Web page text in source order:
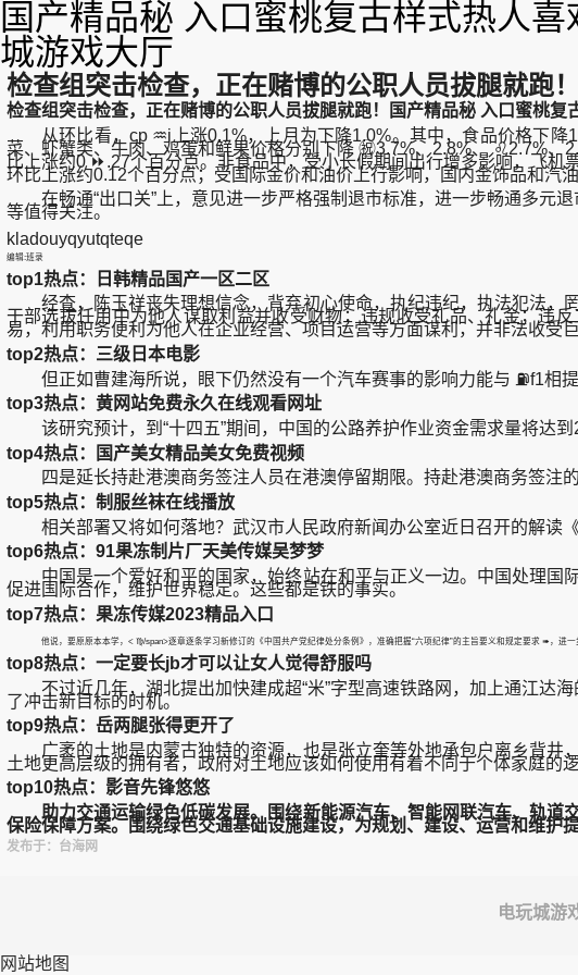
国产精品秘 入口蜜桃复古样式热人
城游戏大厅
检查组突击检查，正在赌博的公职人员拔腿就跑
检查组突击检查，正在赌博的公职人员拔腿就跑！国产精品秘 入口蜜桃复
从环比看，cp ♒i上涨0.1%，上月为下降1.0%。其中，食品价格下降
菜、虾蟹类、牛肉、鸡蛋和鲜果价格分别下降 ㊗️3.7%、2.8%、 ♌2.7%
比上涨约0 ⏩.27个百分点。非食品中，受小长假期间出行增多影响，飞
环比上涨约0.12个百分点；受国际金价和油价上行影响，国内金饰品和汽
在畅通“出口关”上，意见进一步严格强制退市标准，进一步畅通多元退
等值得关注。
kladouyqyutqteqe
编辑:班录
top1热点：日韩精品国产一区二区
经查，陈玉祥丧失理想信念，背弃初心使命，执纪违纪，执法犯法，
干部选拔任用中为他人谋取利益并收受财物；违规收受礼品、礼金；违
易，利用职务便利为他人在企业经营、项目运营等方面谋利，并非法收受
top2热点：三级日本电影
但正如曹建海所说，眼下仍然没有一个汽车赛事的影响力能与 ⛽f1相提
top3热点：黄网站免费永久在线观看网址
该研究预计，到“十四五”期间，中国的公路养护作业资金需求量将达到
top4热点：国产美女精品美女免费视频
四是延长持赴港澳商务签注人员在港澳停留期限。持赴港澳商务签注
top5热点：制服丝袜在线播放
相关部署又将如何落地？武汉市人民政府新闻办公室近日召开的解读《
top6热点：91果冻制片厂天美传媒吴梦梦
中国是一个爱好和平的国家，始终站在和平与正义一边。中国处理国
促进国际合作，维护世界稳定。这些都是铁的事实。
top7热点：果冻传媒2023精品入口
他说，要原原本本学，< ♍/span>逐章逐条学习新修订的《中国共产党纪律处分条例》，准确把握“六项纪律”的主旨要义和规定要求➠ ，进一
top8热点：一定要长jb才可以让女人觉得舒服吗
不过近几年，湖北提出加快建成超“米”字型高速铁路网，加上通江达
了冲击新目标的时机。
top9热点：岳两腿张得更开了
广袤的土地是内蒙古独特的资源，也是张立奎等外地承包户离乡背井
土地更高层级的拥有者，政府对土地应该如何使用有着不同于个体家庭的
top10热点：影音先锋悠悠
助力交通运输绿色低碳发展。围绕新能源汽车、智能网联汽车、轨道
保险保障方案。围绕绿色交通基础设施建设，为规划、建设、运营和维护
发布于：台海网
电玩城游
网站地图